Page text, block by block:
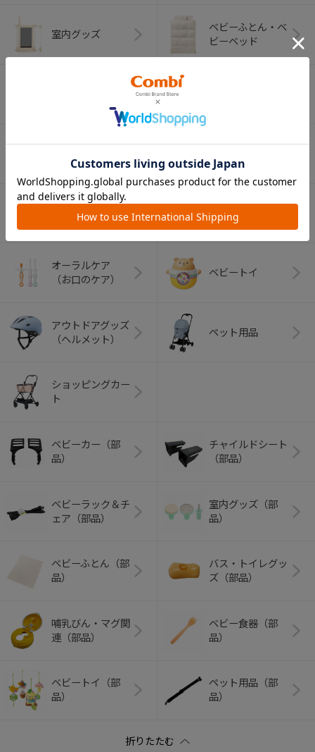
室内グッズ
ベビーふとん・ベ
ビーベッド
おはし・スプー
ン・フォーク
お食事エプロン
オーラルケア
（お口のケア）
ベビートイ
アウトドアグッズ
（ヘルメット）
ペット用品
ショッピングカー
ト
ベビーカー（部
品）
チャイルドシート
（部品）
ベビーラック＆チ
ェア（部品）
室内グッズ（部
品）
ベビーふとん（部
品）
バス・トイレグッ
ズ（部品）
哺乳びん・マグ関
連（部品）
ベビー食器（部
品）
ベビートイ（部
品）
ペット用品（部
品）